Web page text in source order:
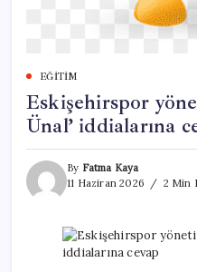
EĞITIM
Eskişehirspor
Ünal’ iddialarına
By Fatma Kaya
11 Haziran 2026
2 Min